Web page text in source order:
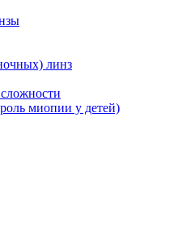
линз
миопии у детей)